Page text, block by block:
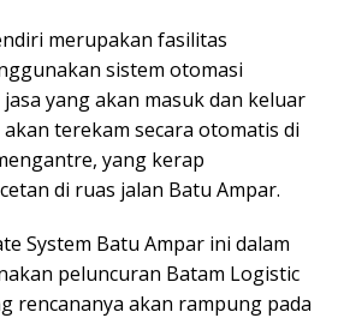
merupakan fasilitas
sistem otomasi
yang akan masuk dan keluar
terekam secara otomatis di
yang kerap
di ruas jalan Batu Ampar.
System Batu Ampar ini dalam
peluncuran Batam Logistic
rencananya akan rampung pada